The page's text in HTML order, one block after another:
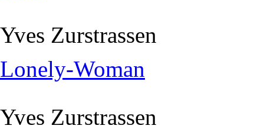
Yves Zurstrassen
Lonely-Woman
Yves Zurstrassen